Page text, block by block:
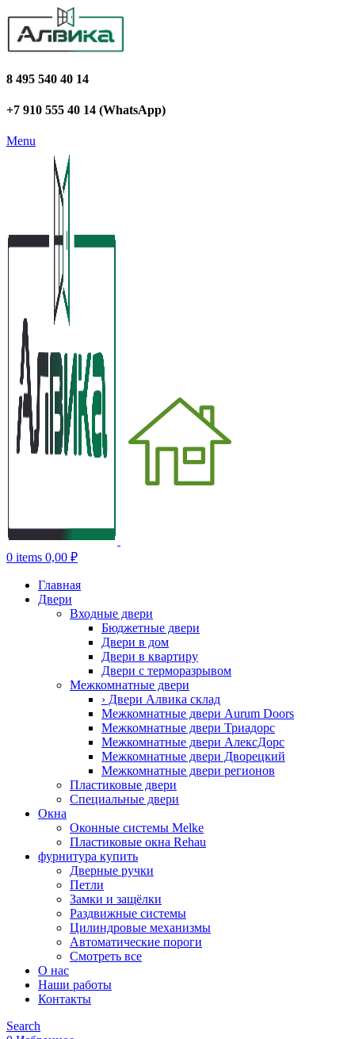
8 495 540 40 14
+7 910 555 40 14 (WhatsApp)
Menu
0 items 0,00 ₽
Главная
Двери
Входные двери
Бюджетные двери
Двери в дом
Двери в квартиру
Двери с терморазрывом
Межкомнатные двери
› Двери Алвика склад
Межкомнатные двери Aurum Doors
Межкомнатные двери Триадорс
Межкомнатные двери АлексДорс
Межкомнатные двери Дворецкий
Межкомнатные двери регионов
Пластиковые двери
Специальные двери
Окна
Оконные системы Melke
Пластиковые окна Rehau
фурнитура купить
Дверные ручки
Петли
Замки и защёлки
Раздвижные системы
Цилиндровые механизмы
Автоматические пороги
Смотреть все
О нас
Наши работы
Контакты
Search